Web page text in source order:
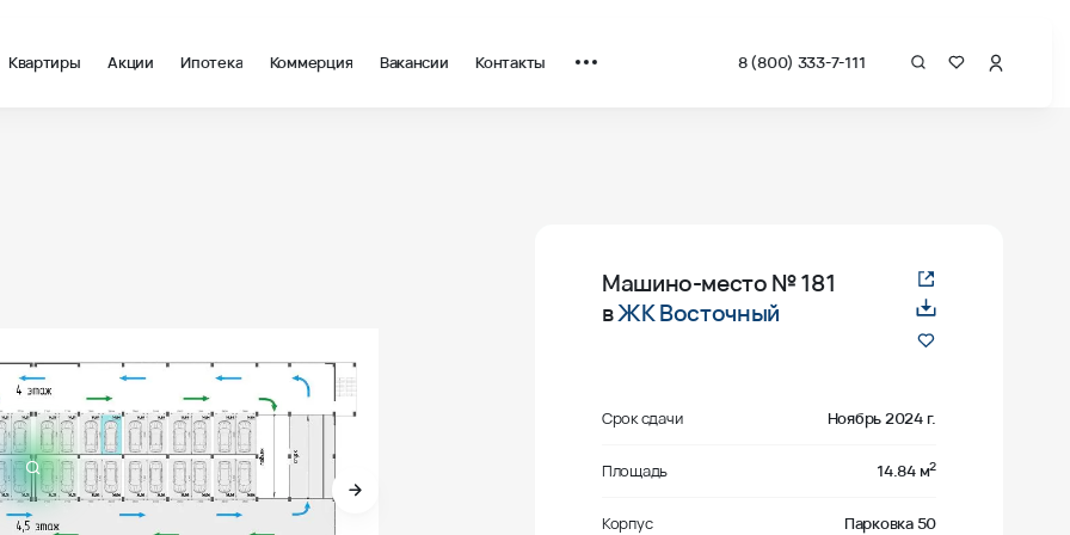
Квартиры Акции Ипотека Коммерция Вакансии Контакты 8 (800) 333-7-111
Машино-место№ 181
вЖК Восточный
Срок сдачи Ноябрь 2024 г.
Площадь 14.84 м2
Корпус Парковка 50